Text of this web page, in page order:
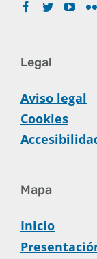
Legal
Aviso legal
Cookies
Mapa
Inicio